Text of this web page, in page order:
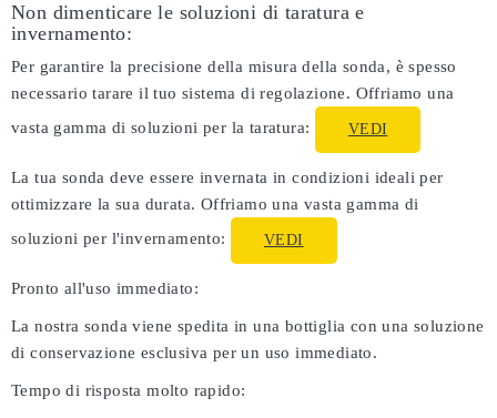
Non dimenticare le soluzioni di taratura e
invernamento:
Per garantire la precisione della misura della sonda, è spesso
necessario tarare il tuo sistema di regolazione. Offriamo una
vasta gamma di soluzioni per la taratura:
VEDI
La tua sonda deve essere invernata in condizioni ideali per
ottimizzare la sua durata. Offriamo una vasta gamma di
soluzioni per l'invernamento:
VEDI
Pronto all'uso immediato:
La nostra sonda viene spedita in una bottiglia con una soluzione
di conservazione esclusiva per un uso immediato.
Tempo di risposta molto rapido: